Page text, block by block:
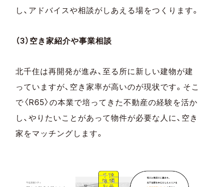
し、アドバイスや相談がしあえる場をつくります。
（3）空き家紹介や事業相談
北千住は再開発が進み、至る所に新しい建物が建
っていますが、空き家率が高いのが現状です。そこ
で〈R65〉の本業で培ってきた不動産の経験を活か
し、やりたいことがあって物件が必要な人に、空き
家をマッチングします。